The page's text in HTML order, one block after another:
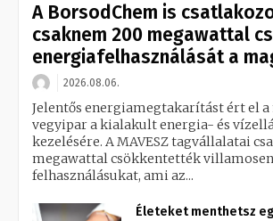
A BorsodChem is
csaknem 200 megawattal
energiafelhasználását a
2026.08.06.
Jelentős energiamegtakarítást ért el
vegyipar a kialakult energia- és
kezelésére. A MAVESZ tagvállalatai
megawattal csökkentették
felhasználásukat, ami az...
Életeket menthetsz